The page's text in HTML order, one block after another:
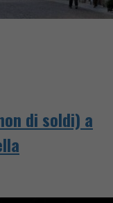
di soldi) a